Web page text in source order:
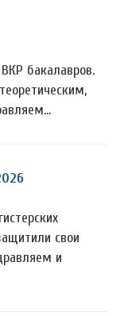
бакалавров.
свои
и